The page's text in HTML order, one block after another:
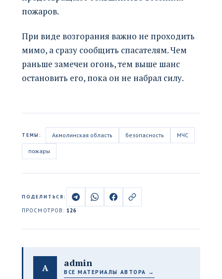
пожаров.
При виде возгорания важно не проходить
мимо, а сразу сообщить спасателям. Чем
раньше замечен огонь, тем выше шанс
остановить его, пока он не набрал силу.
ТЕМЫ: Акмолинская область безопасность МЧС
пожары
ПОДЕЛИТЬСЯ:
ПРОСМОТРОВ:126
A admin
ВСЕ МАТЕРИАЛЫ АВТОРА →